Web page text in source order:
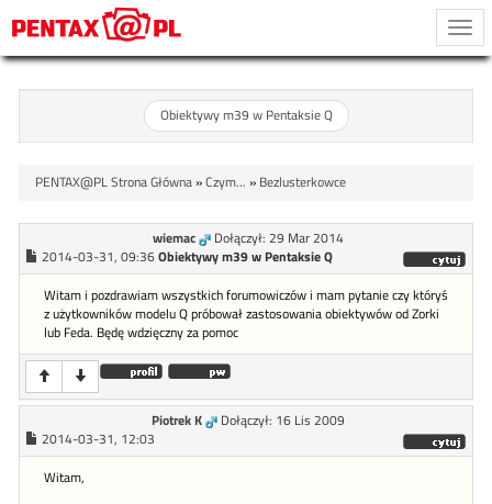
Obiektywy m39 w Pentaksie Q
PENTAX@PL Strona Główna»Czym... » Bezlusterkowce
wiemac
Dołączył: 29 Mar 2014
2014-03-31, 09:36Obiektywy m39 w Pentaksie Q
Witam i pozdrawiam wszystkich forumowiczów i mam pytanie czy któryś
z użytkowników modelu Q próbował zastosowania obiektywów od Zorki
lub Feda. Będę wdzięczny za pomoc
Piotrek K
Dołączył: 16 Lis 2009
2014-03-31, 12:03
Witam,